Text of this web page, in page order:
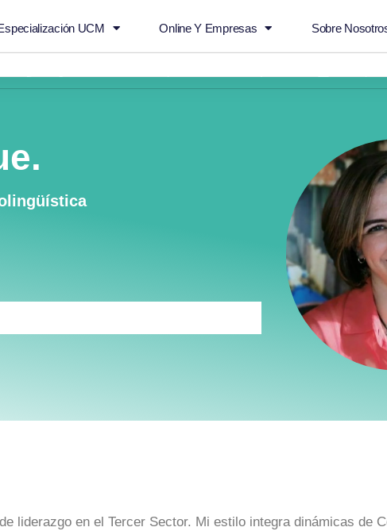
UCM Online Y Empresas Sobre
liderazgo en el Tercer Sector. Mi estilo integra dinámicas de